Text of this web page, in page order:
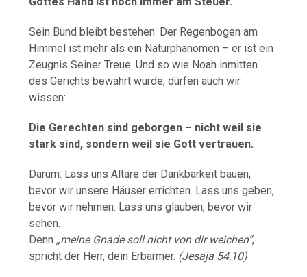
Sein Bund bleibt bestehen. Der Regenbogen am
Himmel ist mehr als ein Naturphänomen – er ist ein
Zeugnis Seiner Treue. Und so wie Noah inmitten
des Gerichts bewahrt wurde, dürfen auch wir
wissen:
Die Gerechten sind geborgen – nicht weil sie
stark sind, sondern weil sie Gott vertrauen.
Darum: Lass uns Altäre der Dankbarkeit bauen,
bevor wir unsere Häuser errichten. Lass uns geben,
bevor wir nehmen. Lass uns glauben, bevor wir
sehen.
Denn „meine Gnade soll nicht von dir weichen“,
spricht der Herr, dein Erbarmer. (Jesaja 54,10)